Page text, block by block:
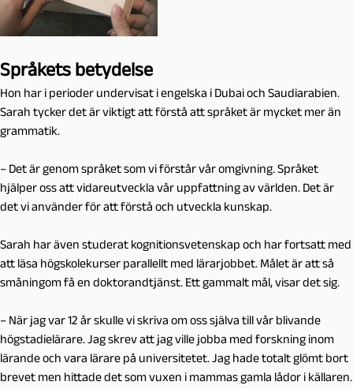
Språkets betydelse
Hon har i perioder undervisat i engelska i Dubai och Saudiarabien.
Sarah tycker det är viktigt att förstå att språket är mycket mer än
grammatik.
– Det är genom språket som vi förstår vår omgivning. Språket
hjälper oss att vidareutveckla vår uppfattning av världen. Det är
det vi använder för att förstå och utveckla kunskap.
Sarah har även studerat kognitionsvetenskap och har fortsatt med
att läsa högskolekurser parallellt med lärarjobbet. Målet är att så
småningom få en doktorandtjänst. Ett gammalt mål, visar det sig.
– När jag var 12 år skulle vi skriva om oss själva till vår blivande
högstadielärare. Jag skrev att jag ville jobba med forskning inom
lärande och vara lärare på universitetet. Jag hade totalt glömt bort
brevet men hittade det som vuxen i mammas gamla lådor i källaren.